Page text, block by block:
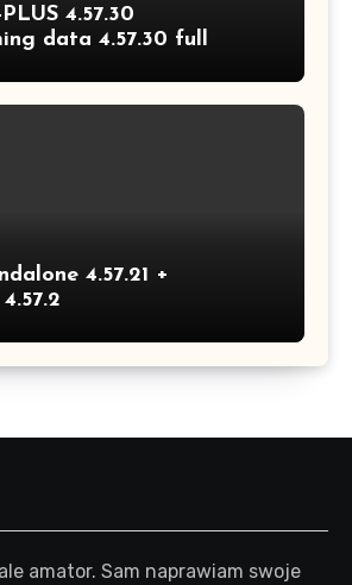
4.57.30
data 4.57.30 full
4.57.21 +
amator. Sam naprawiam swoje